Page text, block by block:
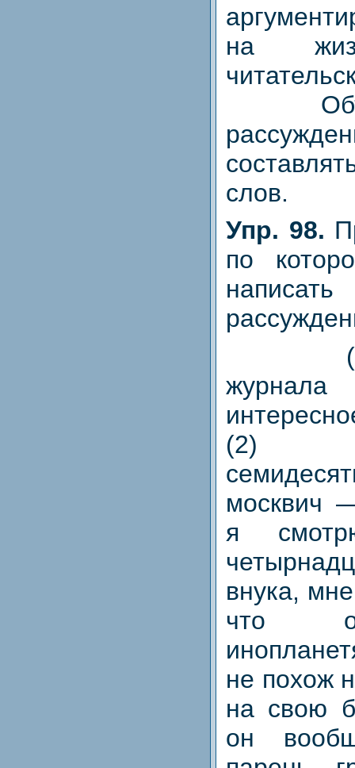
на
Объем
слов.
Упр. 98.
по
(1) В
(2)
москвич
я
внука,
что
не похож
на свою
он